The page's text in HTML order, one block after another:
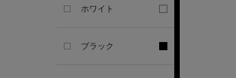
ANCELLM
ANCIENT GREEK
ホワイト
ブラック